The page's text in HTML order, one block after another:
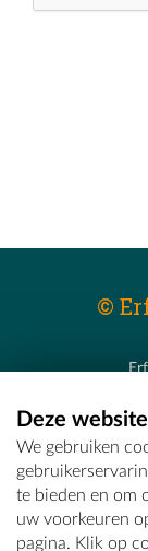
©
Deze
We gebruiken
te bieden en om
uw voorkeuren
pagina. Klik op